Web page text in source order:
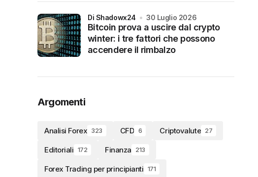
Bitcoin prova a uscire dal crypto
winter: i tre fattori che possono
accendere il rimbalzo
di Shadowx24 30 Luglio 2026
Argomenti
Analisi Forex 323 CFD 6 Criptovalute 27
Editoriali 172 Finanza 213
Forex Trading per principianti 171